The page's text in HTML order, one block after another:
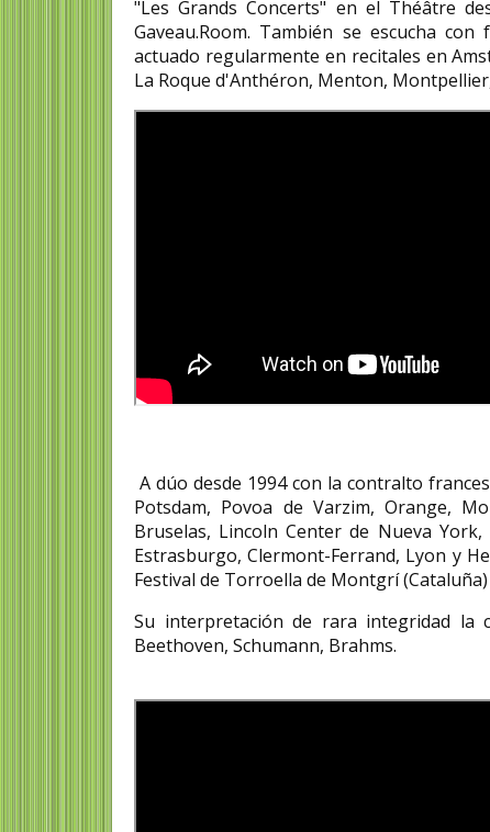
"Les Grands Concerts" en el Théâtre
Gaveau.Room. También se escucha
actuado regularmente en recitales en
La Roque d'Anthéron, Menton,
A dúo desde 1994 con la contralto
Potsdam, Povoa de Varzim, Orange,
Bruselas, Lincoln Center de Nueva
Estrasburgo, Clermont-Ferrand, Lyon y
Festival de Torroella de Montgrí
Su interpretación de rara integridad la
Beethoven, Schumann, Brahms.